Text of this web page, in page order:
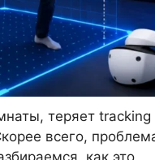
теряет tracking
всего,
как это